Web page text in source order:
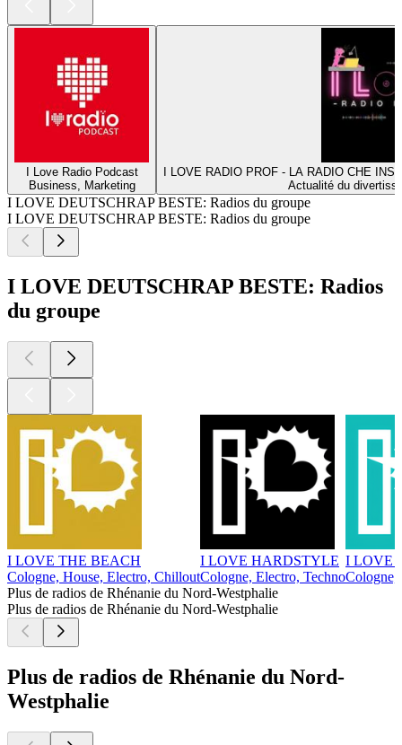
I Love Radio Podcast
Business, Marketing
I LOVE RADIO PROF - LA RADIO CHE
Actualité du
I LOVE DEUTSCHRAP BESTE: Radios du groupe
I LOVE DEUTSCHRAP BESTE: Radios du groupe
I LOVE DEUTSCHRAP BESTE: Radios
du groupe
I LOVE THE BEACH
Cologne, House, Electro, Chillout
I LOVE HARDSTYLE
Cologne, Electro, Techno
I LOVE
Cologne,
Plus de radios de Rhénanie du Nord-Westphalie
Plus de radios de Rhénanie du Nord-Westphalie
Plus de radios de Rhénanie du Nord-
Westphalie